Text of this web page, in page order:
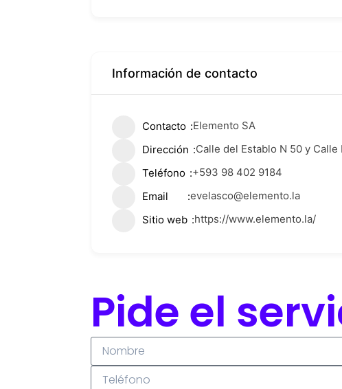
Información de contacto
Contacto Elemento SA
Dirección
Calle del Establo N 50 y
Teléfono +593 98 402 9184
Email
evelasco@elemento.la
Sitio web https://www.elemento.la/
Pide el